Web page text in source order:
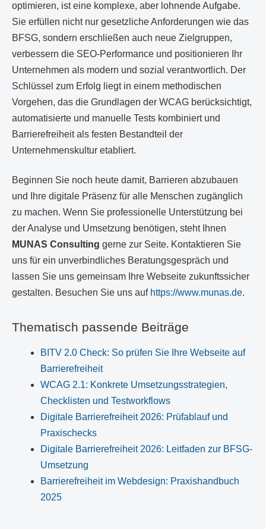
optimieren, ist eine komplexe, aber lohnende Aufgabe.
Sie erfüllen nicht nur gesetzliche Anforderungen wie das
BFSG, sondern erschließen auch neue Zielgruppen,
verbessern die SEO-Performance und positionieren Ihr
Unternehmen als modern und sozial verantwortlich. Der
Schlüssel zum Erfolg liegt in einem methodischen
Vorgehen, das die Grundlagen der WCAG berücksichtigt,
automatisierte und manuelle Tests kombiniert und
Barrierefreiheit als festen Bestandteil der
Unternehmenskultur etabliert.
Beginnen Sie noch heute damit, Barrieren abzubauen
und Ihre digitale Präsenz für alle Menschen zugänglich
zu machen. Wenn Sie professionelle Unterstützung bei
der Analyse und Umsetzung benötigen, steht Ihnen
MUNAS Consulting gerne zur Seite. Kontaktieren Sie
uns für ein unverbindliches Beratungsgespräch und
lassen Sie uns gemeinsam Ihre Webseite zukunftssicher
gestalten. Besuchen Sie uns auf https://www.munas.de.
Thematisch passende Beiträge
BITV 2.0 Check: So prüfen Sie Ihre Webseite auf
Barrierefreiheit
WCAG 2.1: Konkrete Umsetzungsstrategien,
Checklisten und Testworkflows
Digitale Barrierefreiheit 2026: Prüfablauf und
Praxischecks
Digitale Barrierefreiheit 2026: Leitfaden zur BFSG-
Umsetzung
Barrierefreiheit im Webdesign: Praxishandbuch
2025